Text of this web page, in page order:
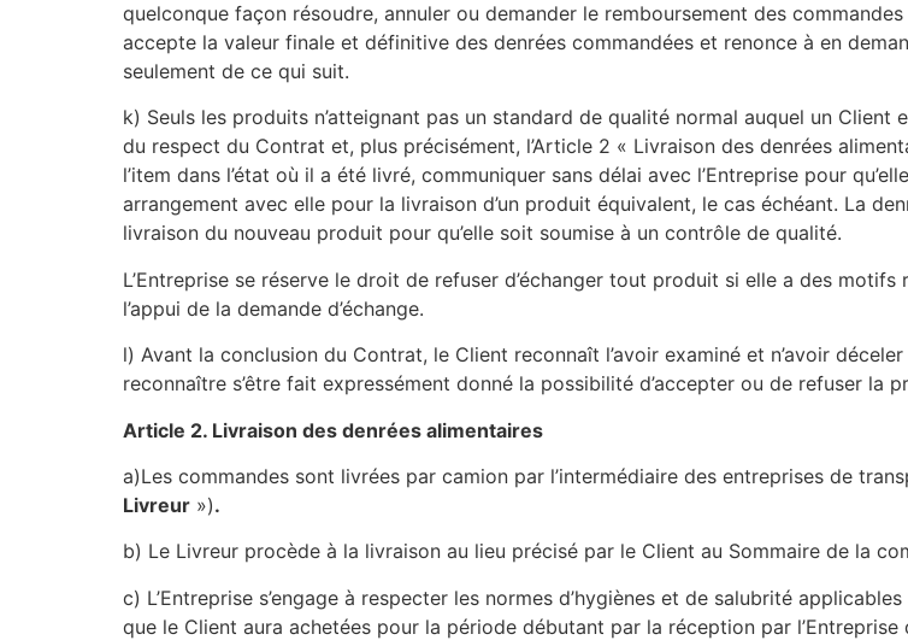
quelconque façon résoudre, annuler ou demander le remboursement des
accepte la valeur finale et définitive des denrées commandées et renonce à en
seulement de ce qui suit.
k) Seuls les produits n’atteignant pas un standard de qualité normal auquel un
du respect du Contrat et, plus précisément, l’Article 2 « Livraison des denrées
l’item dans l’état où il a été livré, communiquer sans délai avec l’Entreprise pour
arrangement avec elle pour la livraison d’un produit équivalent, le cas échéant. La
livraison du nouveau produit pour qu’elle soit soumise à un contrôle de qualité.
L’Entreprise se réserve le droit de refuser d’échanger tout produit si elle a des
l’appui de la demande d’échange.
l) Avant la conclusion du Contrat, le Client reconnaît l’avoir examiné et n’avoir
reconnaître s’être fait expressément donné la possibilité d’accepter ou de refuser la
Article 2. Livraison des denrées alimentaires
a)Les commandes sont livrées par camion par l’intermédiaire des entreprises de
Livreur »).
b) Le Livreur procède à la livraison au lieu précisé par le Client au Sommaire de la
c) L’Entreprise s’engage à respecter les normes d’hygiènes et de salubrité
que le Client aura achetées pour la période débutant par la réception par